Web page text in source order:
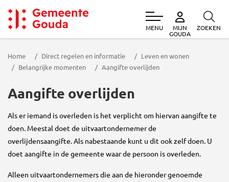
Gemeente Gouda
MENU MIJN
GOUDA
ZOEKEN
Home Direct regelen en informatie
Leven en wonen
Belangrijke momenten
Aangifte overlijden
Aangifte overlijden
Als er iemand is overleden is het verplicht om hiervan aangifte te
doen. Meestal doet de uitvaartondernemer de
overlijdensaangifte. Als nabestaande kunt u dit ook zelf doen. U
doet aangifte in de gemeente waar de persoon is overleden.
Alleen uitvaartondernemers die aan de hieronder genoemde